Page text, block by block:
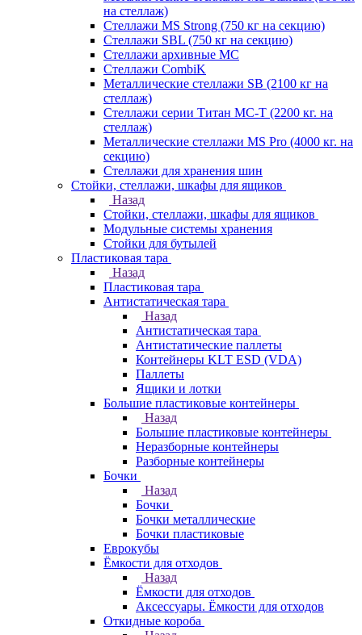
на стеллаж)
Стеллажи MS Strong (750 кг на секцию)
Стеллажи SBL (750 кг на секцию)
Стеллажи архивные МС
Стеллажи CombiK
Металлические стеллажи SB (2100 кг на
стеллаж)
Стеллажи серии Титан МС-Т (2200 кг. на
стеллаж)
Металлические стеллажи MS Pro (4000 кг. на
секцию)
Стеллажи для хранения шин
Стойки, стеллажи, шкафы для ящиков
Назад
Стойки, стеллажи, шкафы для ящиков
Модульные системы хранения
Стойки для бутылей
Пластиковая тара
Назад
Пластиковая тара
Антистатическая тара
Назад
Антистатическая тара
Антистатические паллеты
Контейнеры KLT ESD (VDA)
Паллеты
Ящики и лотки
Большие пластиковые контейнеры
Назад
Большие пластиковые контейнеры
Неразборные контейнеры
Разборные контейнеры
Бочки
Назад
Бочки
Бочки металлические
Бочки пластиковые
Еврокубы
Ёмкости для отходов
Назад
Ёмкости для отходов
Аксессуары. Ёмкости для отходов
Откидные короба